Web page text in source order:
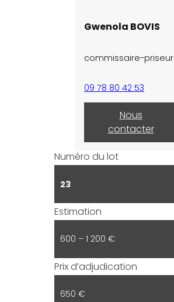
Gwenola BOVIS
commissaire-priseur
09 78 80 42 53
Nous
contacter
Numéro du lot
23
Estimation
600 – 1 200 €
Prix d’adjudication
650 €